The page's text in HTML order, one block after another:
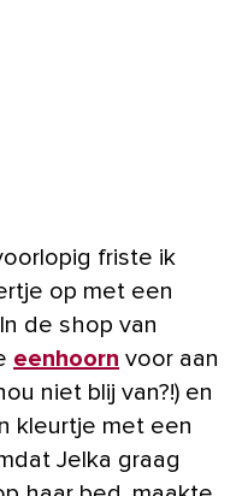
friste ik
op met een
de shop van
eenhoorn voor aan
niet blij van?!) en
kleurtje met een
Jelka graag